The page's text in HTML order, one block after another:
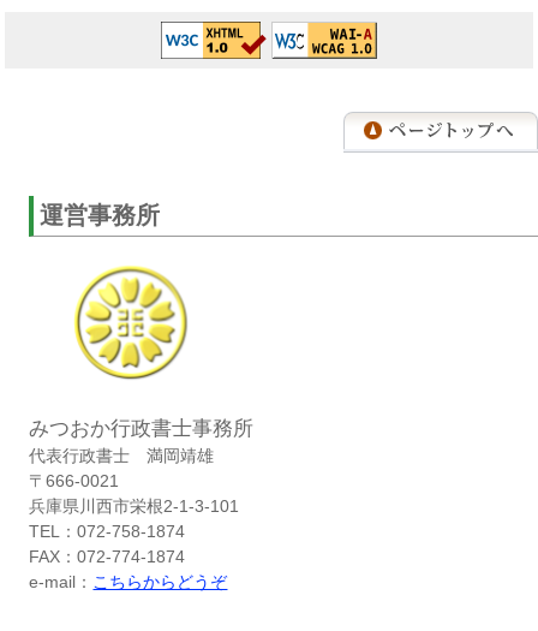
運営事務所
みつおか行政書士事務所
代表行政書士 満岡靖雄
〒666-0021
兵庫県川西市栄根2-1-3-101
TEL：072-758-1874
FAX：072-774-1874
e-mail： こちらからどうぞ